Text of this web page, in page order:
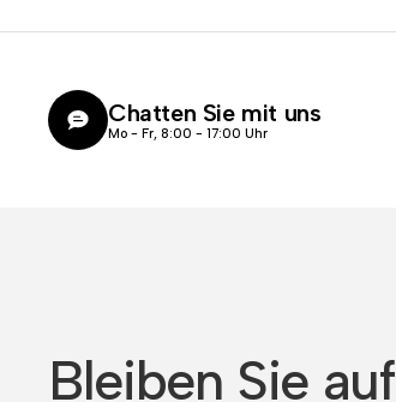
Chatten Sie mit uns
Mo - Fr, 8:00 - 17:00 Uhr
Bleiben Sie auf